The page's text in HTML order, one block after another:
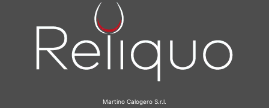
Martino Calogero S.r.l.